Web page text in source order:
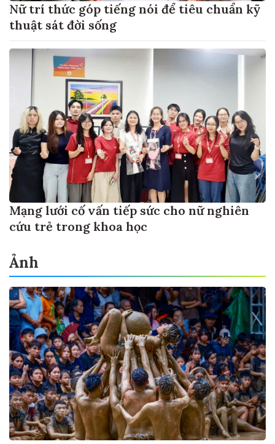
Nữ trí thức góp tiếng nói để tiêu chuẩn kỹ
thuật sát đời sống
Mạng lưới cố vấn tiếp sức cho nữ nghiên
cứu trẻ trong khoa học
Ảnh